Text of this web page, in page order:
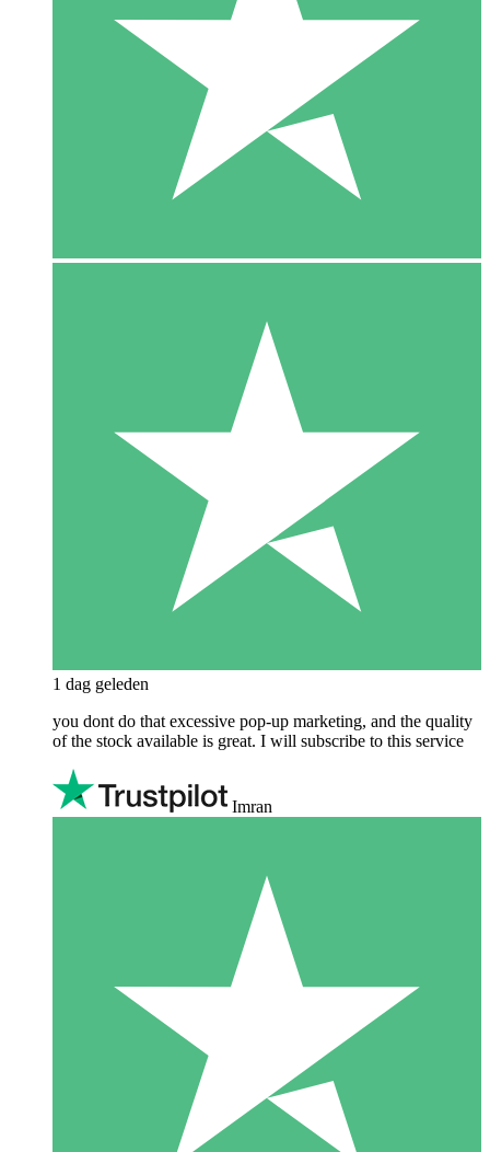
1 dag geleden
you dont do that excessive pop-up marketing, and the quality
of the stock available is great. I will subscribe to this service
Imran